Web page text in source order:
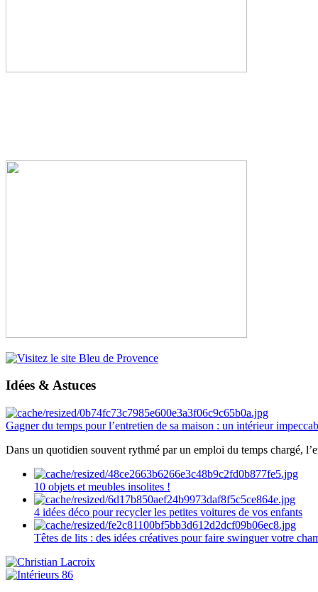
Idées & Astuces
Gagner du temps pour l’entretien de sa maison : un intérieur
Dans un quotidien souvent rythmé par un emploi du temps chargé,
10 objets et meubles insolites !
4 idées déco pour recycler les petites voitures de vos enfants
Têtes de lits : des idées créatives pour faire swinguer votre